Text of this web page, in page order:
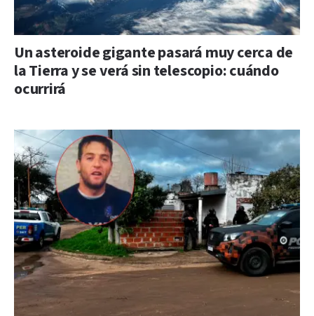
Un asteroide gigante pasará muy cerca de
la Tierra y se verá sin telescopio: cuándo
ocurrirá